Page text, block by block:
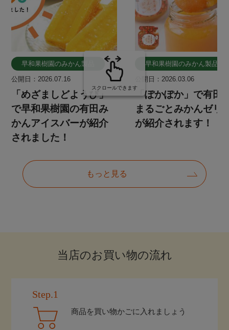
当店のお買い物の流れ
Step.1
商品を買い物かごに入れましょう